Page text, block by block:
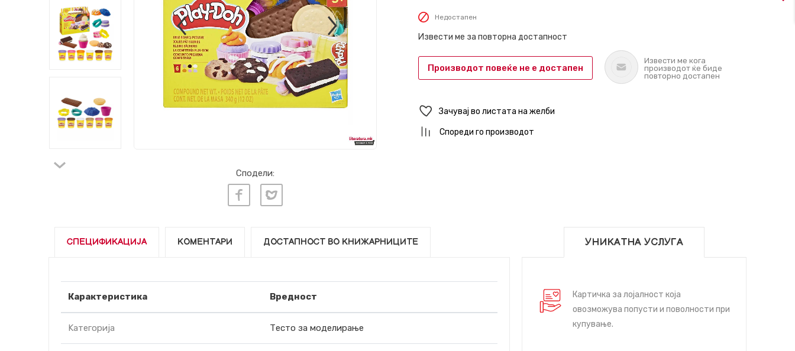
Сподели:
Недостапен
Извести ме за повторна достапност
Производот повеќе не е достапен
Извести ме кога
производот ќе биде
повторно достапен
Зачувај во листата на желби
Спореди го производот
СПЕЦИФИКАЦИЈА КОМЕНТАРИ ДОСТАПНОСТ ВО КНИЖАРНИЦИТЕ
Карактеристика Вредност
Kатегорија Тесто за моделирање
УНИКАТНА УСЛУГА
Картичка за лојалност која
овозможува попусти и поволности при
купување.